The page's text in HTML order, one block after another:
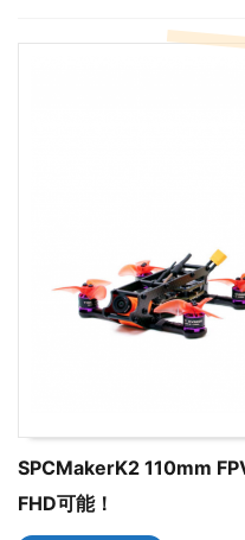
SPCMakerK2 110mm
FHD可能！